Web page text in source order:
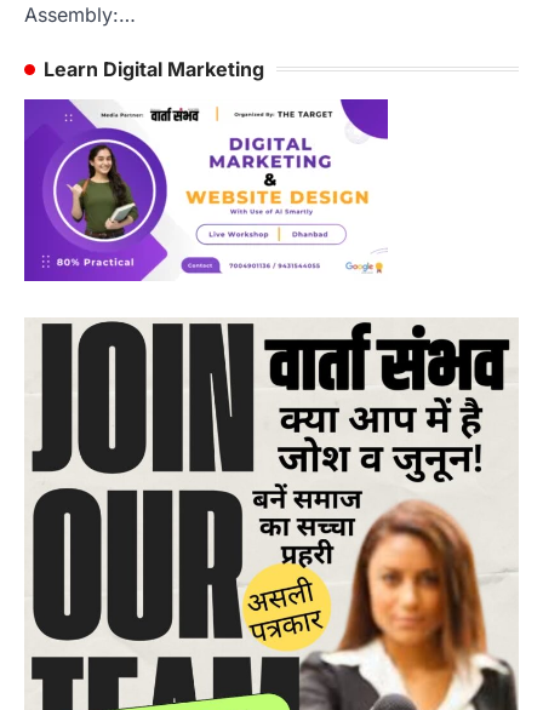
Assembly:…
Learn Digital Marketing